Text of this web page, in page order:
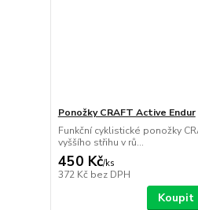
Ponožky CRAFT Active Endur
Funkční cyklistické ponožky
vyššího střihu v rů...
450 Kč/ks
372 Kč bez DPH
Koupit